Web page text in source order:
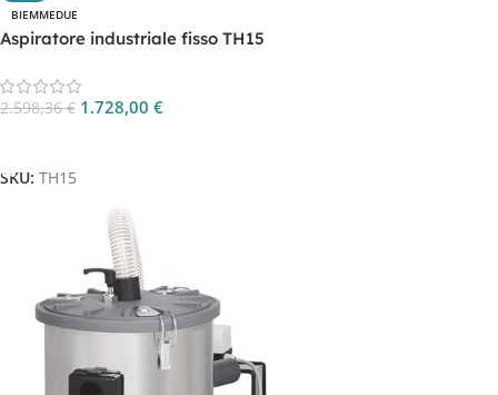
BIEMMEDUE
Aspiratore industriale fisso TH15
2.598,36€ 1.728,00 €
SKU: TH15